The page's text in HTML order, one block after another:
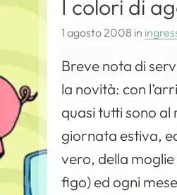
I colori di
1 agosto 2008 in
Breve nota di
la novità: con
quasi tutti sono al
giornata estiva,
vero, della
figo) ed ogni